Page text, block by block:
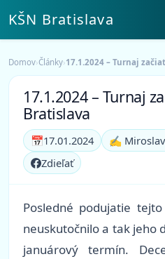
KŠN Bratislava
Domov›Články›17.1.2024 – Turnaj
17.1.2024 – Turnaj
Bratislava
📅17.01.2024 ✍️ Miroslav
Zdieľať
Posledné podujatie
neuskutočnilo a tak jeho
januárový termín.